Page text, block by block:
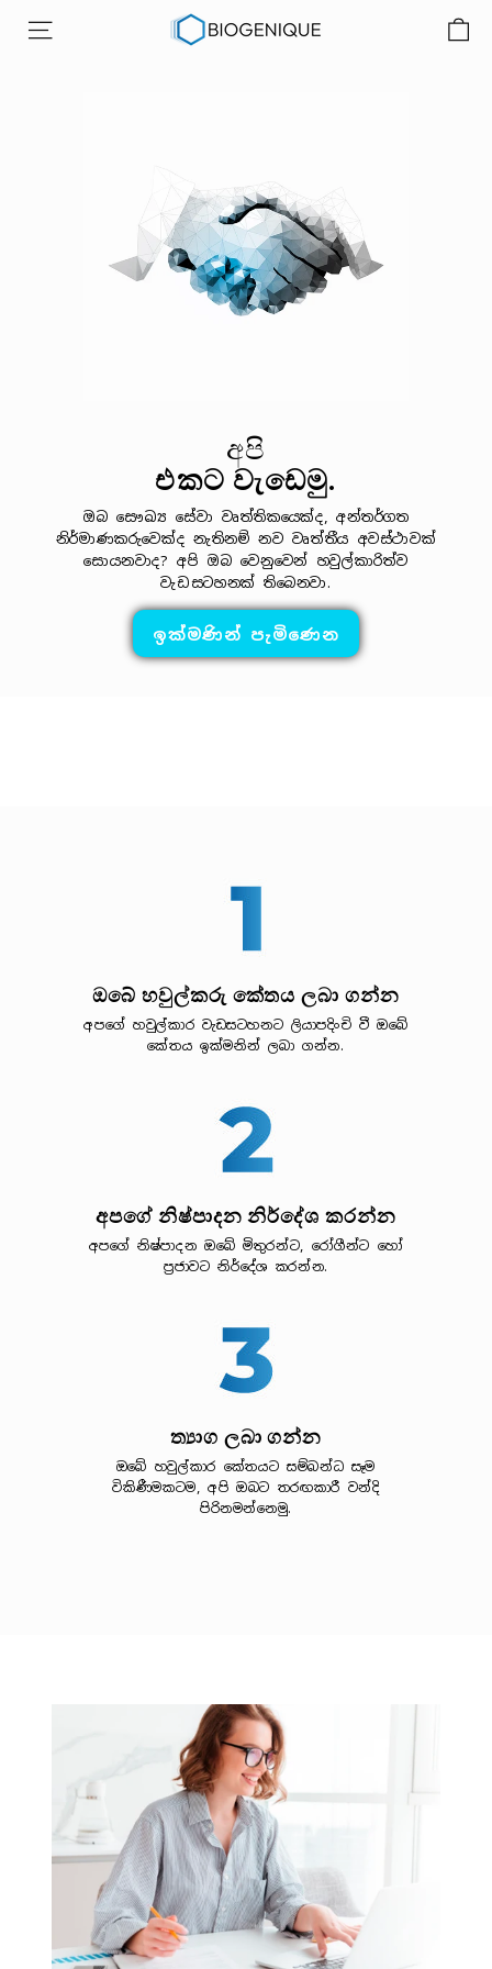
යන්නඅඩවි සංචාලනය බ
යෝ
න්
කෝ
ප
රේ
අපි
එකට වැඩෙමු.
ඔබ සෞඛ්‍ය සේවා වෘත්තිකයෙක්ද, අන්තර්ගත
නිර්මාණකරුවෙක්ද නැතිනම් නව වෘත්තීය අවස්ථාවක්
සොයනවාද? අපි ඔබ වෙනුවෙන් හවුල්කාරිත්ව
වැඩසටහනක් තිබෙනවා.
ඉක්මණින් පැමිණෙන
ඔබේ හවුල්කරු කේතය ලබා ගන්න
අපගේ හවුල්කාර වැඩසටහනට ලියාපදිංචි වී ඔබේ
කේතය ඉක්මනින් ලබා ගන්න.
අපගේ නිෂ්පාදන නිර්දේශ කරන්න
අපගේ නිෂ්පාදන ඔබේ මිතුරන්ට, රෝගීන්ට හෝ
ප්‍රජාවට නිර්දේශ කරන්න.
ත්‍යාග ලබා ගන්න
ඔබේ හවුල්කාර කේතයට සම්බන්ධ සෑම
විකිණීමකටම, අපි ඔබට තරඟකාරී වන්දි
පිරිනමන්නෙමු.